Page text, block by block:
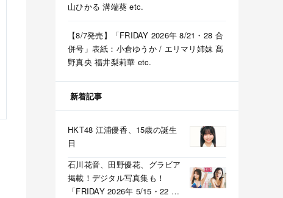
山ひかる 溝端葵 etc.
【8/7発売】「FRIDAY 2026年 8/21・28 合
併号」表紙：小倉ゆうか / エリマリ姉妹 髙
野真央 福井梨莉華 etc.
新着記事
HKT48 江浦優香、15歳の誕生
日
石川花音、田野優花、グラビア
掲載！デジタル写真集も！
「FRIDAY 2026年 5/15・22 合